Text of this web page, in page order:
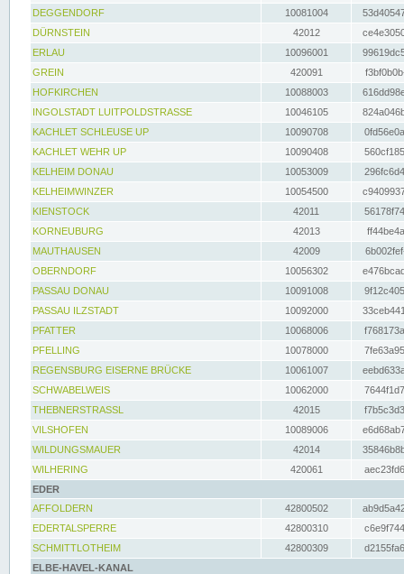
DEGGENDORF
10081004
DÜRNSTEIN
42012
ERLAU
10096001
GREIN
420091
HOFKIRCHEN
10088003
INGOLSTADT LUITPOLDSTRASSE
10046105
KACHLET SCHLEUSE UP
10090708
KACHLET WEHR UP
10090408
KELHEIM DONAU
10053009
KELHEIMWINZER
10054500
KIENSTOCK
42011
KORNEUBURG
42013
MAUTHAUSEN
42009
OBERNDORF
10056302
PASSAU DONAU
10091008
PASSAU ILZSTADT
10092000
PFATTER
10068006
PFELLING
10078000
REGENSBURG EISERNE BRÜCKE
10061007
SCHWABELWEIS
10062000
THEBNERSTRASSL
42015
VILSHOFEN
10089006
WILDUNGSMAUER
42014
WILHERING
420061
EDER
AFFOLDERN
42800502
EDERTALSPERRE
42800310
SCHMITTLOTHEIM
42800309
ELBE-HAVEL-KANAL